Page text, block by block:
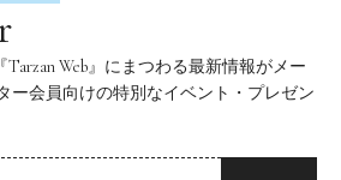
Tarzan Web』にまつわる最新情報がメー
ー会員向けの特別なイベント・プレゼン